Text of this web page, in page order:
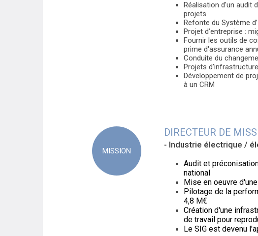
Réalisation d'un audit
projets.
Refonte du Système
Projet d’entreprise :
Fournir les outils de
prime d'assurance
Conduite du
Projets
Développement de
à un CRM
MISSION
DIRECTEUR DE
- Industrie électrique /
Audit et
national
Mise en oeuvre
Pilotage de la
4,8 M€
Création d'une
de travail pour
Le SIG est devenu